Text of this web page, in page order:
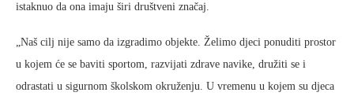
istaknuo da ona imaju širi društveni značaj.
„Naš cilj nije samo da izgradimo objekte. Želimo djeci ponuditi prostor
u kojem će se baviti sportom, razvijati zdrave navike, družiti se i
odrastati u sigurnom školskom okruženju. U vremenu u kojem su djeca